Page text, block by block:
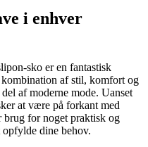
i enhver
sko er en fantastisk
af stil, komfort og
af moderne mode. Uanset
at være på forkant med
brug for noget praktisk og
dine behov.